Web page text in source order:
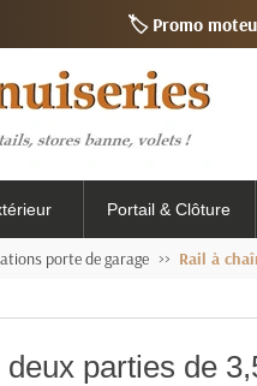
🏷️ Promo
Portail & Clôture
porte de garage Rail à
parties de